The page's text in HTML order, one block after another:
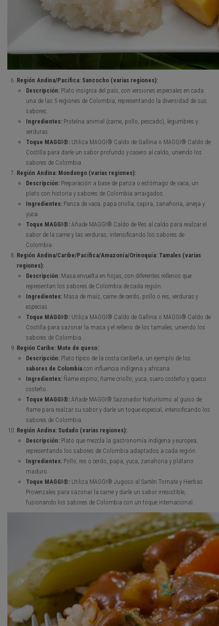
Región Andina/Pacífica: Sancocho (varias regiones):
Descripción:Plato insignia del país, con versiones especiales en cada
una de las 5 regiones de Colombia, representando la diversidad de sus
sabores.
Ingredientes:Proteína animal (carne, pollo, pescado), legumbres y
verduras.
Toque MAGGI®:Utiliza MAGGI® Caldo de Gallina o MAGGI® Caldo de
Costilla para darle un sabor profundo y casero al caldo, uniendo los
sabores de Colombia.
Región Andina: Mondongo (varias regiones):
Descripción:Preparación a base de panza o estómago de vaca, un
plato con historia y sabores de Colombia arraigados.
Ingredientes:Panza de vaca, papa criolla, capira, zanahoria, arveja y
yuca.
Toque MAGGI®:Añade MAGGI® Caldo de Res al caldo para realzar el
sabor de la carne y las verduras, intensificando los sabores de
Colombia.
Región Andina/Caribe/Pacífica/Amazonía/Orinoquía: Tamales (varias
regiones):
Descripción:Masa envuelta en hojas, con diferentes rellenos que
representan los sabores de Colombia de cada región.
Ingredientes:Masa de maíz, carne de cerdo, pollo o res, verduras y
especias.
Toque MAGGI®:Utiliza MAGGI® Caldo de Gallina o MAGGI® Caldo de
Costilla para sazonar la masa y el relleno de los tamales, uniendo los
sabores de Colombia.
Región Caribe: Mote de queso:
Descripción:Plato típico de la costa caribeña, un ejemplo de los
sabores de Colombiacon influencia indígena y africana.
Ingredientes:Ñame espino, ñame criollo, yuca, suero costeño y queso
costeño.
Toque MAGGI®:Añade MAGGI® Sazonador Naturísimo al guiso de
ñame para realzar su sabor y darle un toque especial, intensificando los
sabores de Colombia.
Región Andina: Sudado (varias regiones):
Descripción:Plato que mezcla la gastronomía indígena y europea,
representando los sabores de Colombia adaptados a cada región.
Ingredientes:Pollo, res o cerdo, papa, yuca, zanahoria y plátano
maduro.
Toque MAGGI®:Utiliza MAGGI® Jugoso al Sartén Tomate y Hierbas
Provenzales para sazonar la carne y darle un sabor irresistible,
fusionando los sabores de Colombia con un toque internacional.